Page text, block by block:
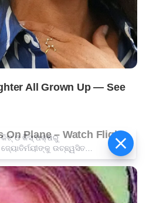
କିଟ୍‍ ଓ କିସ୍‍ ପକ୍ଷରୁ
ଜ୍ୟୋତିର୍ମୟୀଙ୍କୁ ଉଚ୍ଛ୍ୱସିତ
ସମ୍ବର୍ଦ୍ଧନା; ୫ଲକ୍ଷ ଟଙ୍କାର
ପ୍ରୋତ୍ସାହନ ରାଶି ପ୍ରଦାନ